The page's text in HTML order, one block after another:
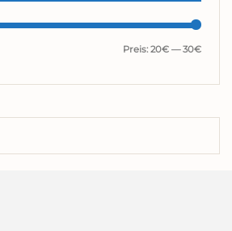
Min.
Max.
Preis: 20€ —30€